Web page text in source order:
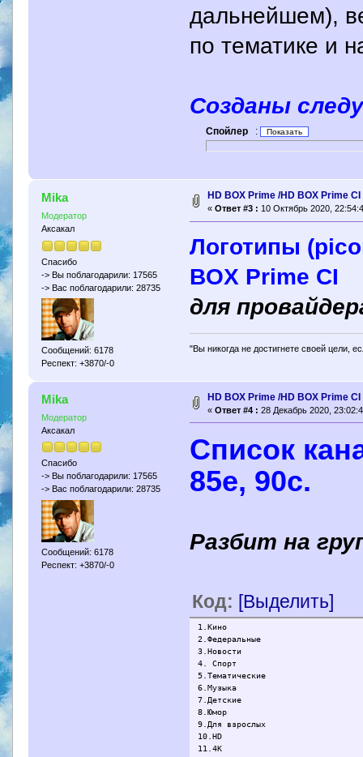
дальнейшем),
по тематике и
Созданы
Спойлер :
Mika
Модератор
Аксакал
Спасибо
-> Вы поблагодарили: 17565
-> Вас поблагодарили: 28735
Сообщений: 6178
Респект: +3870/-0
HD BOX Prime /HD BOX Prime CI
« Ответ #3 : 10 Октябрь 2020,
Логотипы
BOX Prime CI
для
"Вы никогда не достигнете своей цели,
Mika
Модератор
Аксакал
Спасибо
-> Вы поблагодарили: 17565
-> Вас поблагодарили: 28735
Сообщений: 6178
Респект: +3870/-0
HD BOX Prime /HD BOX Prime CI
« Ответ #4 : 28 Декабрь 2020,
Cписок
85е, 90с.
Разбит на
Код: [Выделить]
1.Кино
2.Федеральные
3.Новости
4. Спорт
5.Тематические
6.Музыка
7.Детские
8.Юмор
9.Для взрослых
10.HD
11.4K